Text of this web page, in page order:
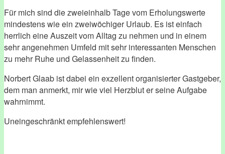
Für mich sind die zweieinhalb Tage vom Erholungswerte
mindestens wie ein zweiwöchiger Urlaub. Es ist einfach
herrlich eine Auszeit vom Alltag zu nehmen und in einem
sehr angenehmen Umfeld mit sehr interessanten Menschen
zu mehr Ruhe und Gelassenheit zu finden.
Norbert Glaab ist dabei ein exzellent organisierter Gastgeber,
dem man anmerkt, mir wie viel Herzblut er seine Aufgabe
wahrnimmt.
Uneingeschränkt empfehlenswert!